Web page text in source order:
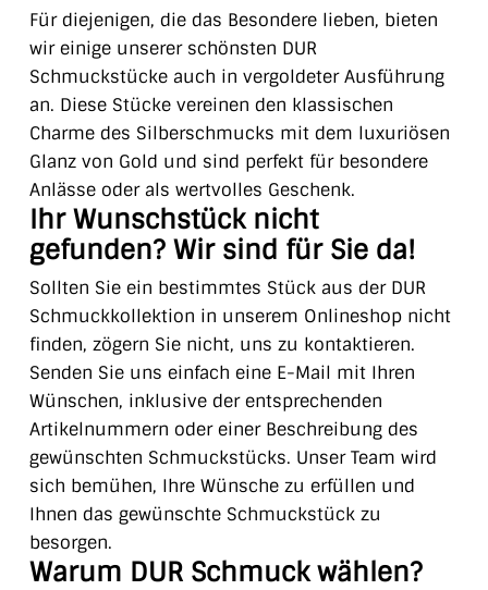
Für diejenigen, die das Besondere lieben, bieten
wir einige unserer schönsten DUR
Schmuckstücke auch in vergoldeter Ausführung
an. Diese Stücke vereinen den klassischen
Charme des Silberschmucks mit dem luxuriösen
Glanz von Gold und sind perfekt für besondere
Anlässe oder als wertvolles Geschenk.
Ihr Wunschstück nicht
gefunden? Wir sind für Sie da!
Sollten Sie ein bestimmtes Stück aus der DUR
Schmuckkollektion in unserem Onlineshop nicht
finden, zögern Sie nicht, uns zu kontaktieren.
Senden Sie uns einfach eine E-Mail mit Ihren
Wünschen, inklusive der entsprechenden
Artikelnummern oder einer Beschreibung des
gewünschten Schmuckstücks. Unser Team wird
sich bemühen, Ihre Wünsche zu erfüllen und
Ihnen das gewünschte Schmuckstück zu
besorgen.
Warum DUR Schmuck wählen?